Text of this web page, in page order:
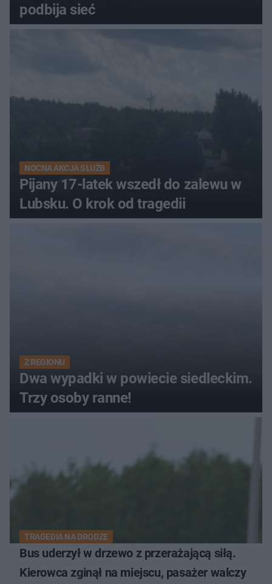
podbija sieć
NOCNA AKCJA SŁUŻB
Pijany 17-latek wszedł do zalewu w
Lubsku. O krok od tragedii
Z REGIONU
Dwa wypadki w powiecie siedleckim.
Trzy osoby ranne!
TRAGEDIA NA DRODZE
Bus uderzył w drzewo z przerażającą siłą.
Kierowca zginął na miejscu, pasażer walczy